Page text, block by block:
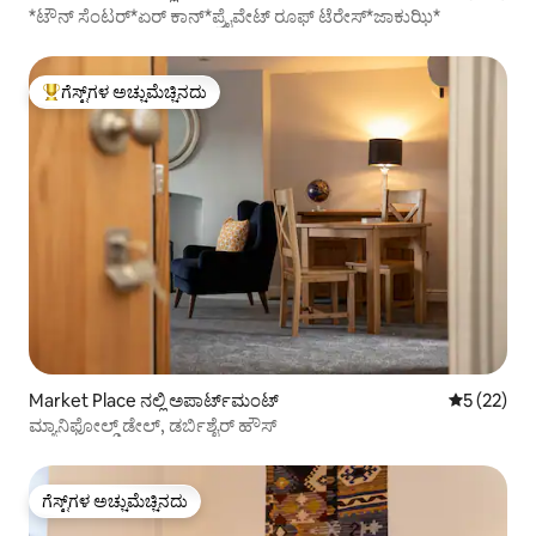
*ಟೌನ್ ಸೆಂಟರ್*ಏರ್ ಕಾನ್*ಪ್ರೈವೇಟ್ ರೂಫ್ ಟೆರೇಸ್*ಜಾಕುಝಿ*
ಗೆಸ್ಟ್‌ಗಳಿಗೆ ಅತಿ ಹೆಚ್ಚು ಅಚ್ಚುಮೆಚ್ಚಿನದು
ಗೆಸ್ಟ್‌ಗಳ ಅಚ್ಚುಮೆಚ್ಚಿನದು
Market Place ನಲ್ಲಿ ಅಪಾರ್ಟ್‌ಮಂಟ್ 5 ರಲ್ಲಿ 5
5 (22)
ಮ್ಯಾನಿಫೋಲ್ಡ್ ಡೇಲ್, ಡರ್ಬಿಶೈರ್ ಹೌಸ್
ಗೆಸ್ಟ್‌ಗಳ ಅಚ್ಚುಮೆಚ್ಚಿನದು
ಗೆಸ್ಟ್‌ಗಳ ಅಚ್ಚುಮೆಚ್ಚಿನದು